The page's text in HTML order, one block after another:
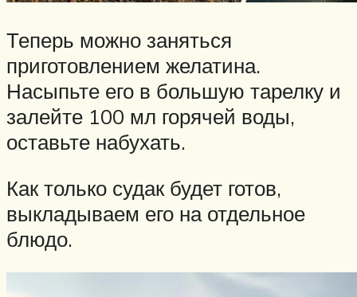
Теперь можно заняться
приготовлением желатина.
Насыпьте его в большую тарелку и
залейте 100 мл горячей воды,
оставьте набухать.
Как только судак будет готов,
выкладываем его на отдельное
блюдо.